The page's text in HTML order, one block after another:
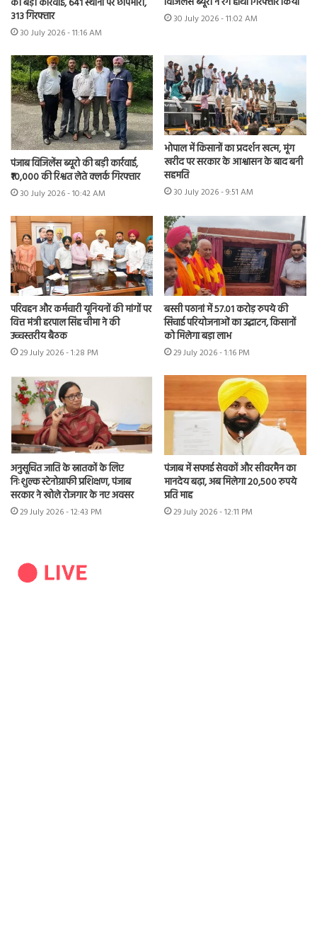
313 गिरफ्तार
30 July 2026 - 11:16 AM
30 July 2026 - 11:02 AM
पंजाब विजिलेंस ब्यूरो की बड़ी कार्रवाई,
₹10,000 की रिश्वत लेते क्लर्क गिरफ्तार
30 July 2026 - 10:42 AM
भोपाल में किसानों का प्रदर्शन खत्म, मूंग
खरीद पर सरकार के आश्वासन के बाद बनी
सहमति
30 July 2026 - 9:51 AM
परिवहन और कर्मचारी यूनियनों की मांगों पर
वित्त मंत्री हरपाल सिंह चीमा ने की
उच्चस्तरीय बैठक
29 July 2026 - 1:28 PM
बस्सी पठानां में 57.01 करोड़ रुपये की
सिंचाई परियोजनाओं का उद्घाटन, किसानों
को मिलेगा बड़ा लाभ
29 July 2026 - 1:16 PM
अनुसूचित जाति के स्नातकों के लिए
निःशुल्क स्टेनोग्राफी प्रशिक्षण, पंजाब
सरकार ने खोले रोजगार के नए अवसर
29 July 2026 - 12:43 PM
पंजाब में सफाई सेवकों और सीवरमैन का
मानदेय बढ़ा, अब मिलेगा 20,500 रुपये
प्रति माह
29 July 2026 - 12:11 PM